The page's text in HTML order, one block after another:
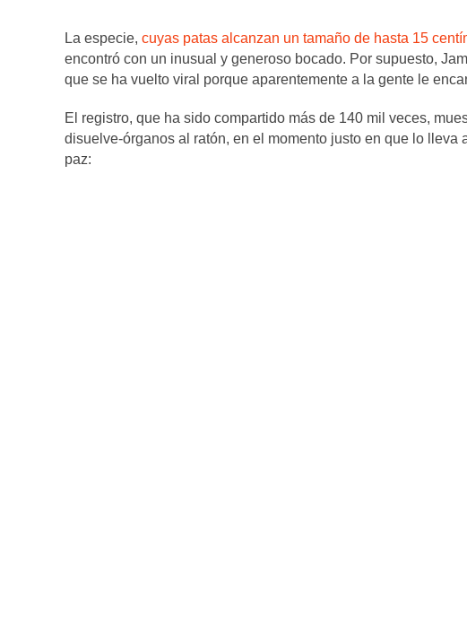
La especie, cuyas patas alcanzan un tamaño de hasta 15
encontró con un inusual y generoso bocado. Por supuesto,
que se ha vuelto viral porque aparentemente a la gente le
El registro, que ha sido compartido más de 140 mil veces,
disuelve-órganos al ratón, en el momento justo en que lo
paz: